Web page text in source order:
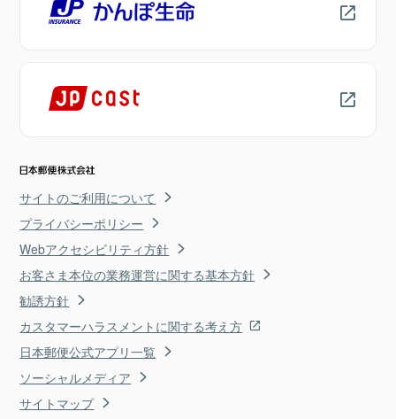
サイトのご利用について
プライバシーポリシー
Webアクセシビリティ方針
お客さま本位の業務運営に関する基本方針
勧誘方針
カスタマーハラスメントに関する考え方
日本郵便公式アプリ一覧
ソーシャルメディア
サイトマップ